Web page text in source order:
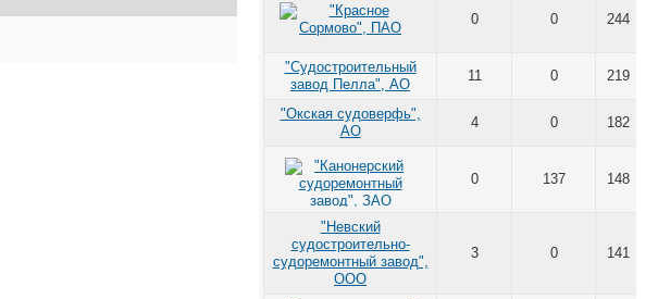
0 0 244
"Судостроительный
завод Пелла", АО
11 0 219
"Окская судоверфь",
АО
4 0 182
0 137 148
"Невский
судостроительно-
судоремонтный завод",
ООО
3 0 141